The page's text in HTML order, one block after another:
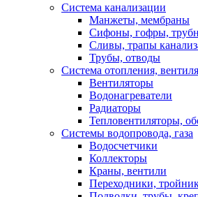
Система канализации
Манжеты, мембраны
Сифоны, гофры,
Сливы, трапы
Трубы, отводы
Система отопления,
Вентиляторы
Водонагреватели
Радиаторы
Тепловентиляторы,
Системы водопровода, газа
Водосчетчики
Коллекторы
Краны, вентили
Переходники,